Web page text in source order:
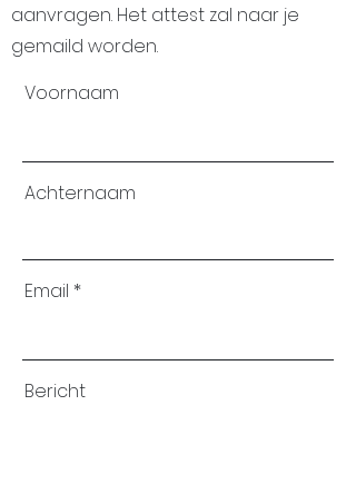
aanvragen. Het attest zal naar je
gemaild worden.
Voornaam
Achternaam
Email
Bericht